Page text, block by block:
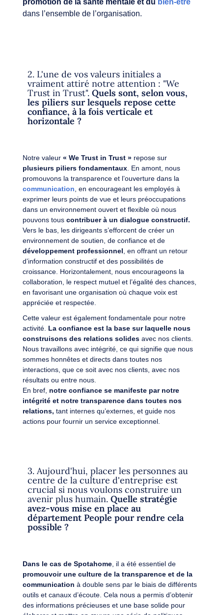
promotion de la santé mentale et du bien-être
dans l’ensemble de l’organisation.
2. L'une de vos valeurs initiales a
vraiment attiré notre attention : "We
Trust in Trust". Quels sont, selon vous,
les piliers sur lesquels repose cette
confiance, à la fois verticale et
horizontale ?
Notre valeur « We Trust in Trust » repose sur
plusieurs piliers fondamentaux . En amont, nous
promouvons la transparence et l’ouverture dans la
communication , en encourageant les employés à
exprimer leurs points de vue et leurs préoccupations
dans un environnement ouvert et flexible où nous
pouvons tous contribuer à un dialogue constructif.
Vers le bas, les dirigeants s’efforcent de créer un
environnement de soutien, de confiance et de
développement professionnel , en offrant un retour
d’information constructif et des possibilités de
croissance. Horizontalement, nous encourageons la
collaboration, le respect mutuel et l’égalité des chances,
en favorisant une organisation où chaque voix est
appréciée et respectée.
Cette valeur est également fondamentale pour notre
activité. La confiance est la base sur laquelle nous
construisons des relations solides avec nos clients.
Nous travaillons avec intégrité, ce qui signifie que nous
sommes honnêtes et directs dans toutes nos
interactions, que ce soit avec nos clients, avec nos
résultats ou entre nous.
En bref, notre confiance se manifeste par notre
intégrité et notre transparence dans toutes nos
relations, tant internes qu’externes, et guide nos
actions pour fournir un service exceptionnel.
3. Aujourd'hui, placer les personnes au
centre de la culture d'entreprise est
crucial si nous voulons construire un
avenir plus humain. Quelle stratégie
avez-vous mise en place au
département People pour rendre cela
possible ?
Dans le cas de Spotahome , il a été essentiel de
promouvoir une culture de la transparence et de la
communication à double sens par le biais de différents
outils et canaux d’écoute. Cela nous a permis d’obtenir
des informations précieuses et une base solide pour